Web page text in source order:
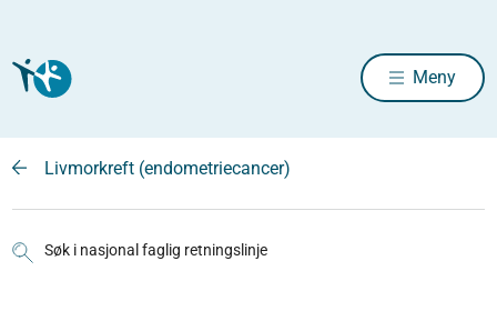
Meny
Livmorkreft (endometriecancer)
Søk i nasjonal faglig retningslinje